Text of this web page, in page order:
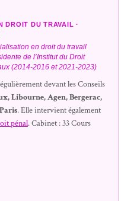
DROIT DU TRAVAIL ·
en droit du travail
de l’Institut du Droit
(2014-2016 et 2021-2023)
devant les Conseils
Libourne, Agen, Bergerac,
. Elle intervient également
pénal. Cabinet : 33 Cours